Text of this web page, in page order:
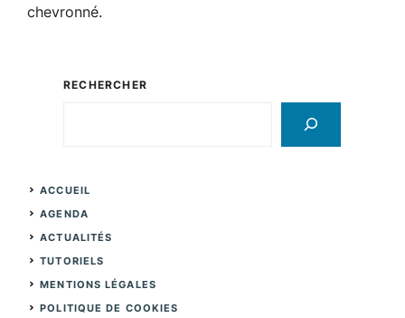
chevronné.
RECHERCHER
ACCUEIL
AGENDA
ACTUALITÉS
TUTORIELS
MENTIONS LÉGALES
POLITIQUE DE COOKIES